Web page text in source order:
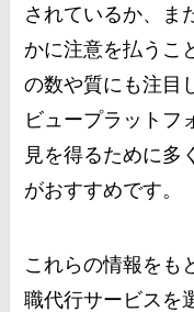
されているか、ま
かに注意を払うこ
の数や質にも注目
ビュープラットフ
見を得るために多
がおすすめです。
これらの情報をも
職代行サービスを